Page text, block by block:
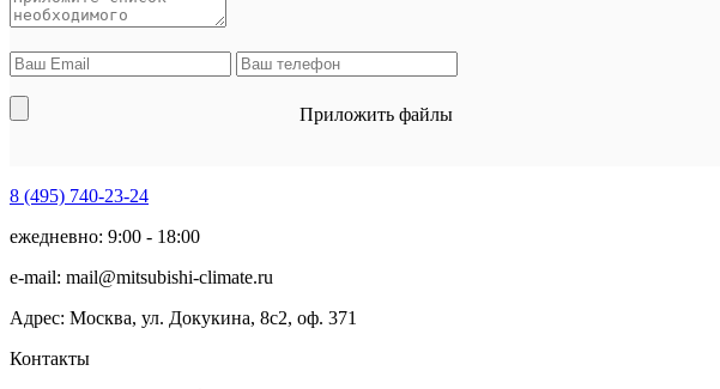
Приложить файлы
8 (495) 740-23-24
ежедневно: 9:00 - 18:00
e-mail: mail@mitsubishi-climate.ru
Адрес: Москва, ул. Докукина, 8с2, оф. 371
Контакты